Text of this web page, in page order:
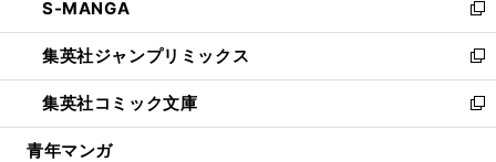
く
で
開
く
ド
ウ
で
開
く
ィ
ン
ド
ウ
で
開
い
ウ
ィ
ン
ド
ウ
S-MANGA
新
し
い
ウ
ィ
ン
集英社ジャンプリミックス
新
し
い
ウ
集英社コミック文庫
新
し
青年マンガ